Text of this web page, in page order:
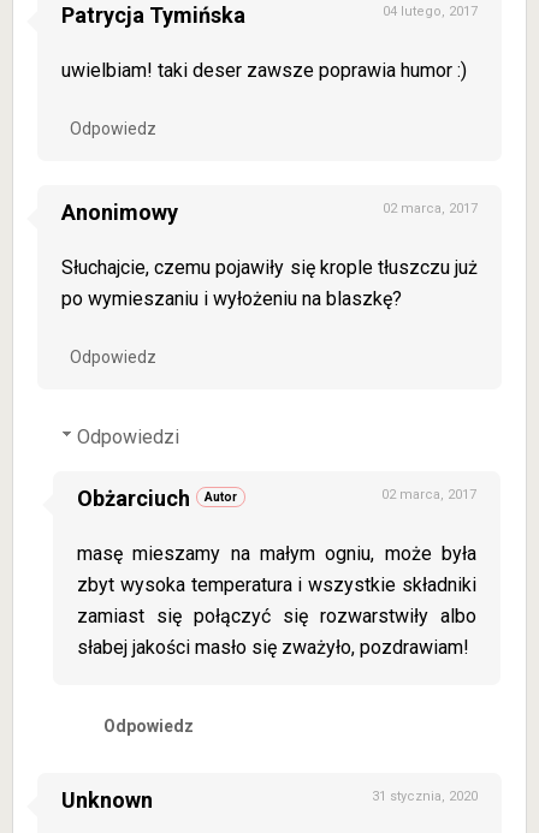
Patrycja Tymińska 04 lutego, 2017
uwielbiam! taki deser zawsze poprawia humor :)
Odpowiedz
Anonimowy 02 marca, 2017
Słuchajcie, czemu pojawiły się krople tłuszczu już
po wymieszaniu i wyłożeniu na blaszkę?
Odpowiedz
Odpowiedzi
Obżarciuch 02 marca, 2017
masę mieszamy na małym ogniu, może była
zbyt wysoka temperatura i wszystkie składniki
zamiast się połączyć się rozwarstwiły albo
słabej jakości masło się zważyło, pozdrawiam!
Odpowiedz
Unknown 31 stycznia, 2020